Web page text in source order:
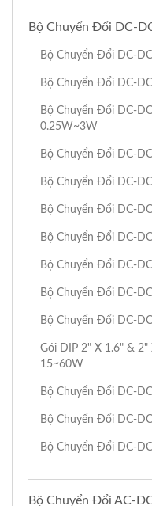
Bộ Chuyển Đổi DC-
Bộ Chuyển Đổi DC-
Bộ Chuyển Đổi DC-
Bộ Chuyển Đổi DC-
0.25W~3W
Bộ Chuyển Đổi DC-
Bộ Chuyển Đổi DC-
Bộ Chuyển Đổi DC-
Bộ Chuyển Đổi DC-
Bộ Chuyển Đổi DC-
Bộ Chuyển Đổi DC-
Bộ Chuyển Đổi DC-
Gói DIP 2" X 1.6" &
15~60W
Bộ Chuyển Đổi DC-
Bộ Chuyển Đổi DC-
Bộ Chuyển Đổi DC-
Bộ Chuyển Đổi AC-